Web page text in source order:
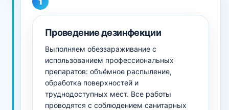
Проведение дезинфекции
Выполняем обеззараживание с
использованием профессиональных
препаратов: объёмное распыление,
обработка поверхностей и
труднодоступных мест. Все работы
проводятся с соблюдением санитарных